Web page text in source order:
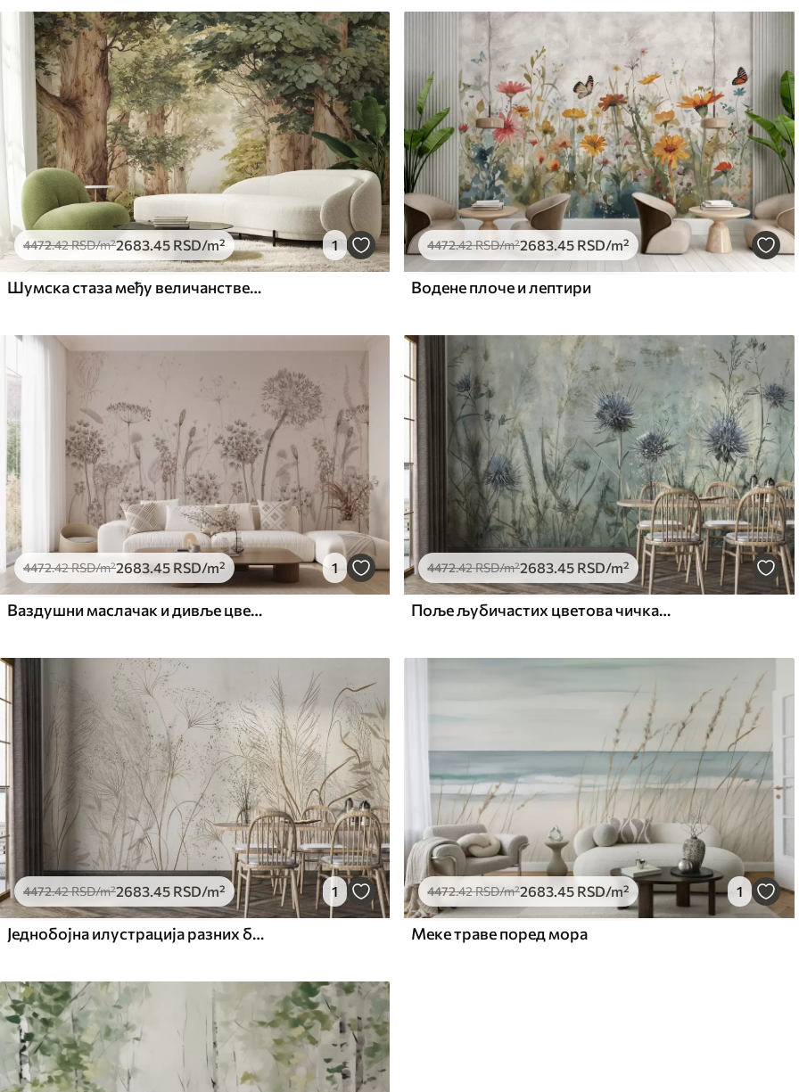
Чишћење
Тапета се може нежно очистити меким сунђером. Позадине са
завршном обрадом лакова могу се очистити водом.
Начин примене Беспрекорна апликација
Доступни материјали
Стандард
4472.422683.45RSD/m²
Премиум
5525 .003315.00RSD/m²
Премиум Peel and Stick
4472.42RSD/m²2683 .45 RSD/m² 1
Шумска стаза међу величанственим дрвећем у акварелном стилу
4472.42RSD/m²2683 .45 RSD/m²
Водене плоче и лептири
4472.42RSD/m²2683.45 RSD/m² 1
Ваздушни маслачак и дивље цвеће у акварел стилу
4472.42RSD/m²2683.45 RSD/m²
Поље љубичастих цветова чичка са замагљеним цветовима и лишћем у старинској текстурној позадини
4472.42RSD/m²2683 .45 RSD/m² 1
Једнобојна илустрација разних беж биљака и класова са деликатним, танким линијама и текстурама
4472.42RSD/m²2683 .45 RSD/m² 1
Меке траве поред мора